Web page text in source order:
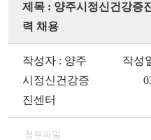
제목 : 양주시정신건강증
력 채용
작성자 : 양주
시정신건강증
진센터
작성
첨부파일